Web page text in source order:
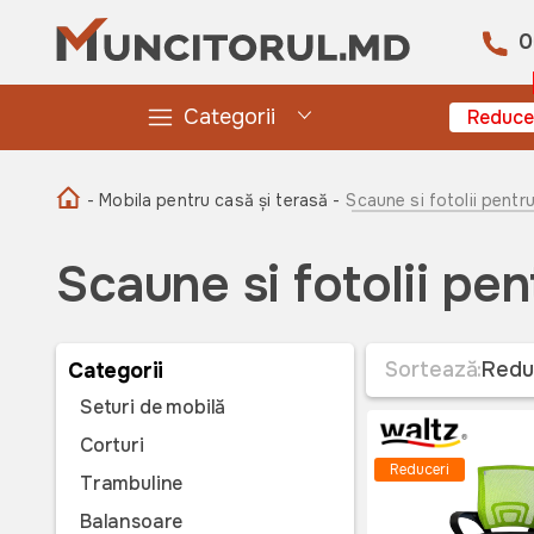
Categorii
- Mobila pentru casă și terasă - Scaune si fotolii
Scaune si fotolii
Categorii
Seturi de mobilă
Corturi
Trambuline
Balansoare
Sortează:
Reduceri